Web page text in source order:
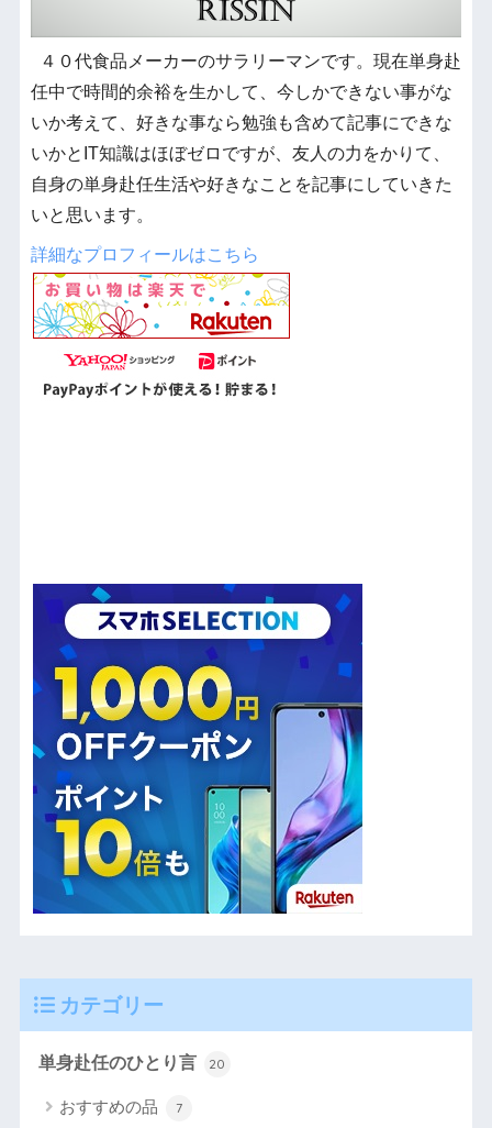
４０代食品メーカーのサラリーマンです。現在単身赴
任中で時間的余裕を生かして、今しかできない事がな
いか考えて、好きな事なら勉強も含めて記事にできな
いかとIT知識はほぼゼロですが、友人の力をかりて、
自身の単身赴任生活や好きなことを記事にしていきた
いと思います。
詳細なプロフィールはこちら
カテゴリー
単身赴任のひとり言 20
おすすめの品 7